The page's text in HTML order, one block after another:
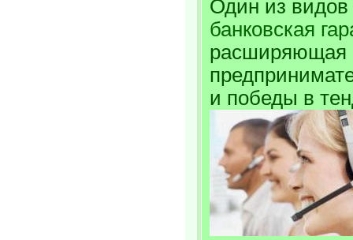
Один из видов
банковская
расширяющая
и победы в